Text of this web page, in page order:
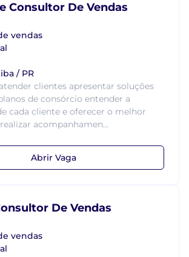
Consultor De Vendas
vendas
/ PR
clientes apresentar soluções
de consórcio entender a
cada cliente e oferecer o melhor
acompanhamen...
Abrir Vaga
De Vendas
vendas